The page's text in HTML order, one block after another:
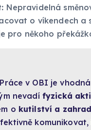
Nepravidelná
o víkendech a
pro někoho
Práce v OBI je
nevadí fyzická
o kutilství a
komunikovat,